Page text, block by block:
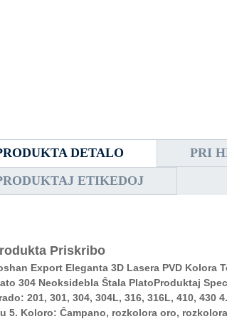
DETALO
PRI
ETIKEDOJ
Priskribo
Export Eleganta 3D Lasera PVD Kolora
304 Neoksidebla Ŝtala PlatoProduktaj
201, 301, 304, 304L, 316, 316L, 410, 430
5. Koloro: Ĉampano, rozkolora oro,